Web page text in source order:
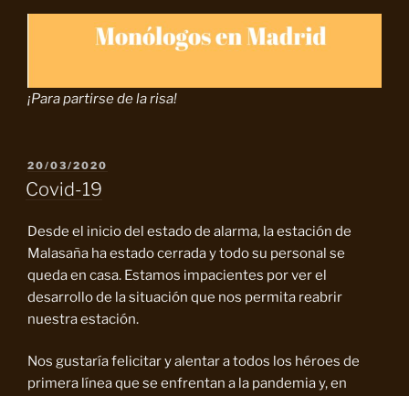
¡Para partirse de la risa!
PUBLICADO
EL
20/03/2020
Covid-19
Desde el inicio del estado de alarma, la estación de
Malasaña ha estado cerrada y todo su personal se
queda en casa. Estamos impacientes por ver el
desarrollo de la situación que nos permita reabrir
nuestra estación.
Nos gustaría felicitar y alentar a todos los héroes de
primera línea que se enfrentan a la pandemia y, en